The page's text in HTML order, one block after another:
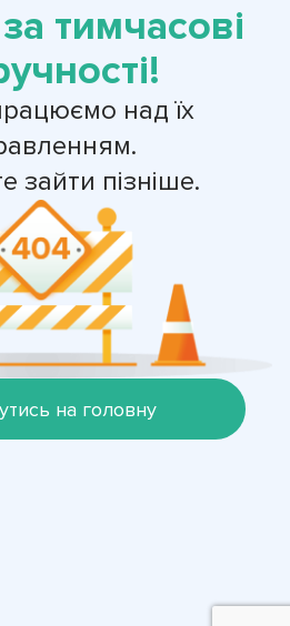
тимчасові
над їх
зайти пізніше.
на головну